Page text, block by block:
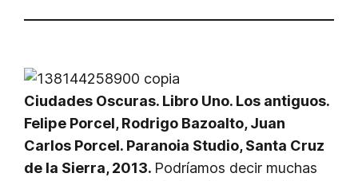
Ciudades Oscuras. Libro Uno. Los antiguos.
Felipe Porcel, Rodrigo Bazoalto, Juan
Carlos Porcel. Paranoia Studio, Santa Cruz
de la Sierra, 2013. Podríamos decir muchas